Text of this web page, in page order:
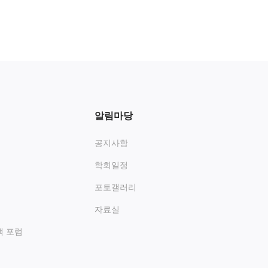
포럼
알림마당
공지사항
학회일정
포토갤러리
자료실